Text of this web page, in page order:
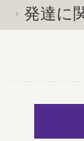
発達に